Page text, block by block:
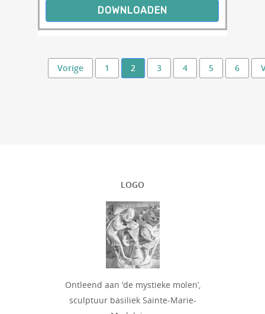
DOWNLOADEN
Vorige 1 2 3 4 5 6
LOGO
Ontleend aan ‘de mystieke molen’,
sculptuur basiliek Sainte-Marie-